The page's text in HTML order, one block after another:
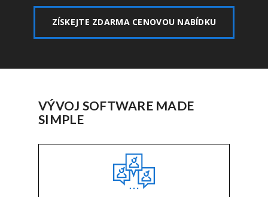
ZÍSKEJTE ZDARMA CENOVOU NABÍDKU
VÝVOJ SOFTWARE MADE
SIMPLE